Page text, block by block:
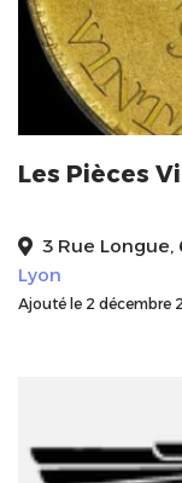
Les Pièces
3 Rue Longue,
Lyon
Ajouté le 2 décembre